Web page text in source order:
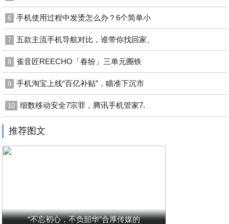
6 手机使用过程中发烫怎么办？6个简单小
7 五款主流手机导航对比，谁带你找回家、
8 雀音匠REECHO「春纷」三单元圈铁
9 手机淘宝上线“百亿补贴”，瞄准下沉市
10 细数移动安全7宗罪，腾讯手机管家7.
推荐图文
“不忘初心，不负韶华”合厚传媒的